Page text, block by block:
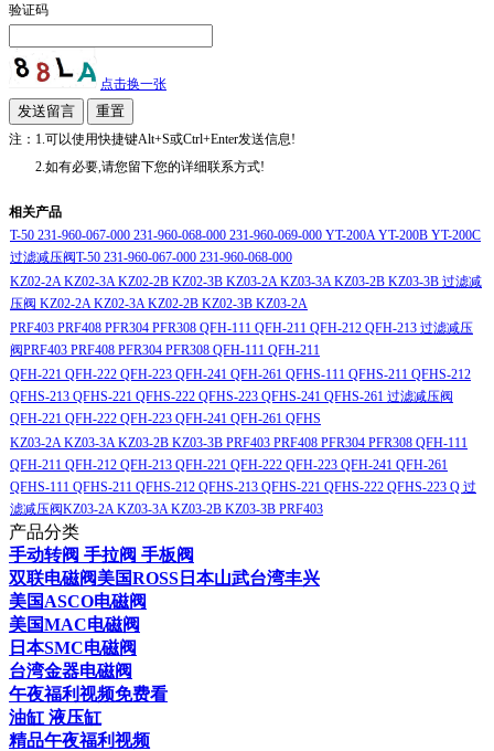
验证码
点击换一张
注：1.可以使用快捷键Alt+S或Ctrl+Enter发送信息!
2.如有必要,请您留下您的详细联系方式!
相关产品
T-50 231-960-067-000 231-960-068-000 231-960-069-000 YT-200A YT-200B YT-200C
过滤减压阀T-50 231-960-067-000 231-960-068-000
KZ02-2A KZ02-3A KZ02-2B KZ02-3B KZ03-2A KZ03-3A KZ03-2B KZ03-3B 过滤减
压阀 KZ02-2A KZ02-3A KZ02-2B KZ02-3B KZ03-2A
PRF403 PRF408 PFR304 PFR308 QFH-111 QFH-211 QFH-212 QFH-213 过滤减压
阀PRF403 PRF408 PFR304 PFR308 QFH-111 QFH-211
QFH-221 QFH-222 QFH-223 QFH-241 QFH-261 QFHS-111 QFHS-211 QFHS-212
QFHS-213 QFHS-221 QFHS-222 QFHS-223 QFHS-241 QFHS-261 过滤减压阀
QFH-221 QFH-222 QFH-223 QFH-241 QFH-261 QFHS
KZ03-2A KZ03-3A KZ03-2B KZ03-3B PRF403 PRF408 PFR304 PFR308 QFH-111
QFH-211 QFH-212 QFH-213 QFH-221 QFH-222 QFH-223 QFH-241 QFH-261
QFHS-111 QFHS-211 QFHS-212 QFHS-213 QFHS-221 QFHS-222 QFHS-223 Q 过
滤减压阀KZ03-2A KZ03-3A KZ03-2B KZ03-3B PRF403
产品分类
手动转阀 手拉阀 手板阀
双联电磁阀美国ROSS日本山武台湾丰兴
美国ASCO电磁阀
美国MAC电磁阀
日本SMC电磁阀
台湾金器电磁阀
午夜福利视频免费看
油缸 液压缸
精品午夜福利视频